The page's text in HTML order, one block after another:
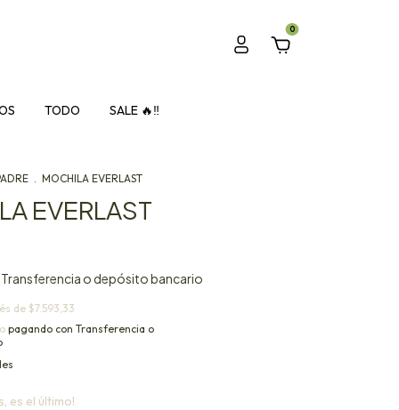
0
TODO SALE 🔥‼️
. MOCHILA EVERLAST
EVERLAST
Transferencia o depósito bancario
de $7.593,33
pagando con Transferencia o
es el último!